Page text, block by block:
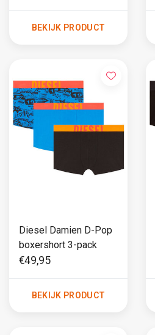
BEKIJK PRODUCT
Diesel Damien D-Pop
boxershort 3-pack
€49,95
BEKIJK PRODUCT